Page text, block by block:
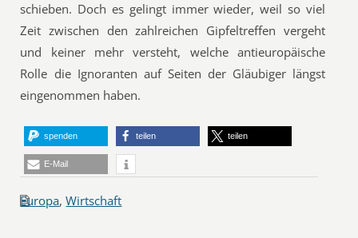
schieben. Doch es gelingt immer wieder, weil so viel
Zeit zwischen den zahlreichen Gipfeltreffen vergeht
und keiner mehr versteht, welche antieuropäische
Rolle die Ignoranten auf Seiten der Gläubiger längst
eingenommen haben.
spenden teilen teilen
E-Mail
Europa,Wirtschaft